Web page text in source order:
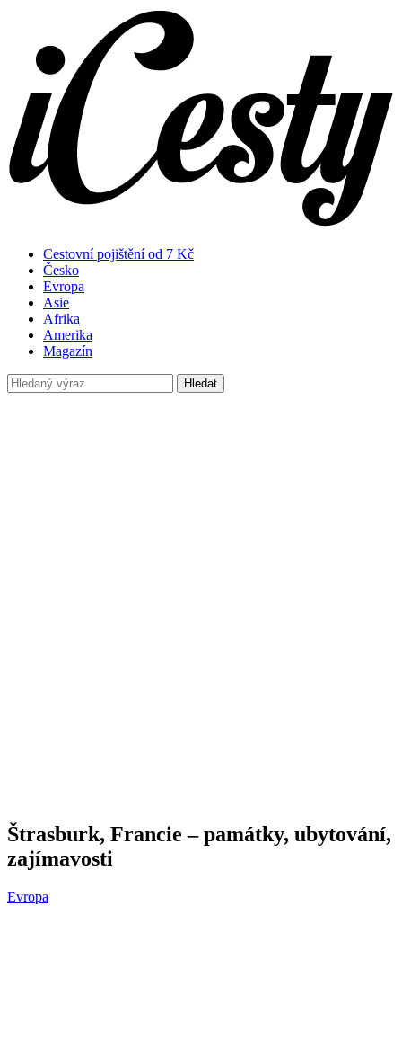
Cestovní pojištění od 7 Kč
Česko
Evropa
Asie
Afrika
Amerika
Magazín
Hledat
Štrasburk, Francie – památky, ubytování,
zajímavosti
Evropa